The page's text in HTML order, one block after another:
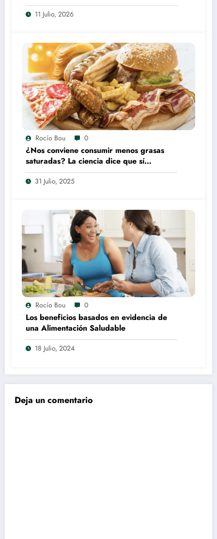
11 Julio, 2026
Rocío Bou 0
¿Nos conviene consumir menos grasas
saturadas? La ciencia dice que sí…
31 Julio, 2025
Rocío Bou 0
Los beneficios basados en evidencia de
una Alimentación Saludable
18 Julio, 2024
Deja un comentario